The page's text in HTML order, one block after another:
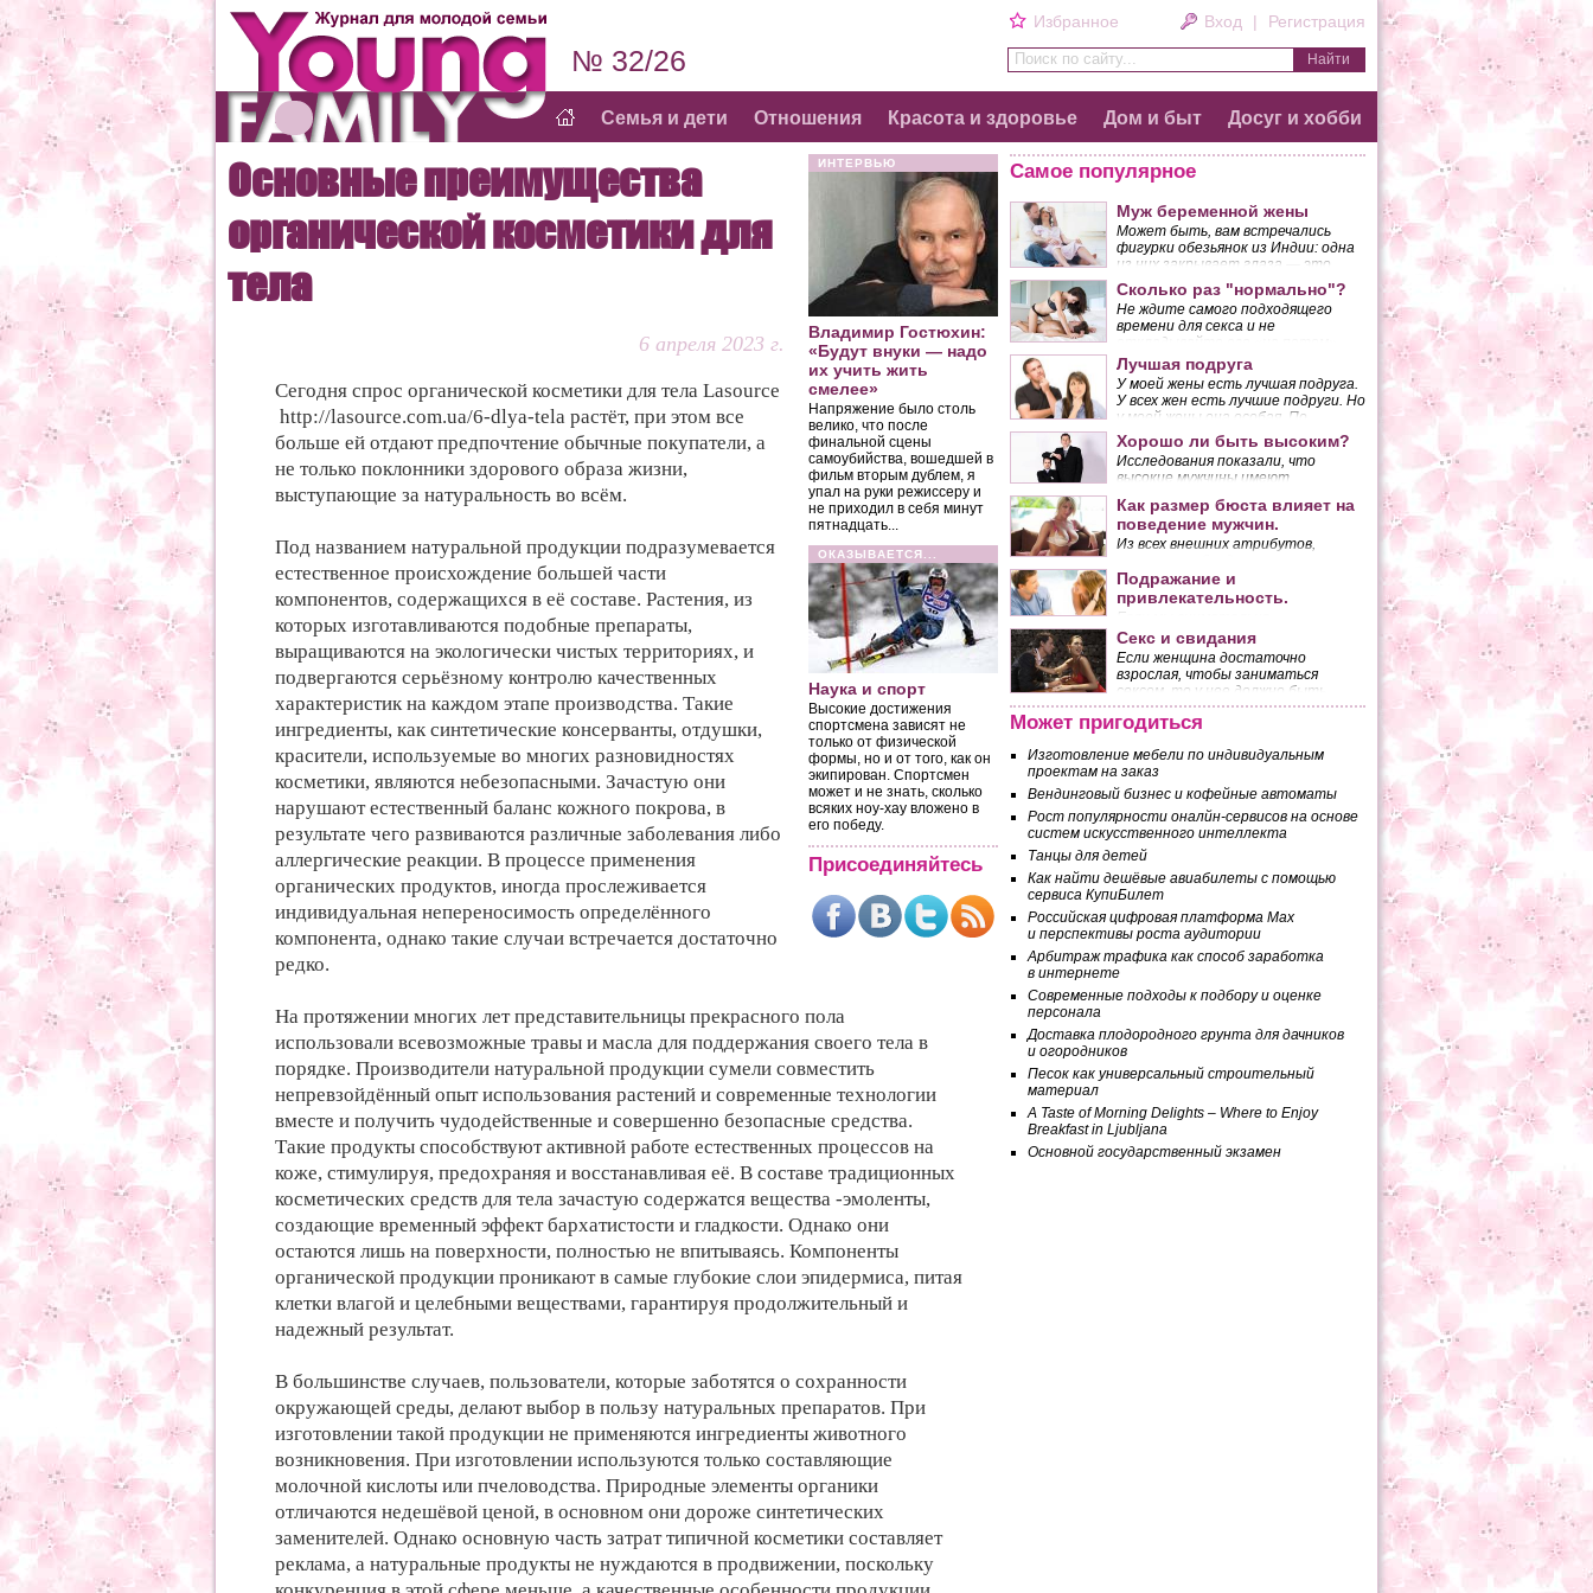
№ 32/26
Вход | Регистрация
Избранное
Поиск по сайту...
Семья и дети Отношения Красота и здоровье Дом и быт Досуг и хобби
Самое популярное
Муж беременной жены
Может быть, вам встречались
фигурки обезьянок из Индии: одна
из них закрывает глаза — это
означает «не смотрю плохого»;
другая закрывает уши — «не
слушаю плохого»; еще одна
закрывает лапкой рот, что значит
Приблизительно так должна
вести себя беременная женщина.
Сколько раз "нормально"?
Не ждите самого подходящего
времени для секса и не
откладывайте его «на потом»,
если желанный момент так и не
наступает. Вы должны понять,
что, поступая таким образом, вы
разрушаете основу своего брака.
Лучшая подруга
У моей жены есть лучшая подруга.
У всех жен есть лучшие подруги. Но
у моей жены она особая. По
крайней мере, так думаю я.
Хорошо ли быть высоким?
Исследования показали, что
высокие мужчины имеют
низкорослыми.
Как размер бюста влияет на
поведение мужчин.
Из всех внешних атрибутов,
наибольшее количество мужских
взглядов притягивает ее грудь.
Подражание и
привлекательность.
Если мы внимательно
присмотримся к двум
разговаривающим людям, то
заметим, что они копируют
жесты друг друга. Это
бессознательно.
Секс и свидания
Если женщина достаточно
взрослая, чтобы заниматься
сексом, то у нее должно быть
собственное мнение по поводу
того, чего она ожидает от
Может пригодиться
Изготовление мебели по индивидуальным
проектам на заказ
Вендинговый бизнес и кофейные автоматы
Рост популярности оналйн-сервисов на основе
систем искусственного интеллекта
Танцы для детей
Как найти дешёвые авиабилеты с помощью
сервиса КупиБилет
Российская цифровая платформа Max
и перспективы роста аудитории
Арбитраж трафика как способ заработка
в интернете
Современные подходы к подбору и оценке
персонала
Доставка плодородного грунта для дачников
и огородников
Песок как универсальный строительный
материал
A Taste of Morning Delights – Where to Enjoy
Breakfast in Ljubljana
Основной государственный экзамен
ИНТЕРВЬЮ
Владимир Гостюхин:
«Будут внуки — надо
их учить жить
смелее»
Напряжение было столь
велико, что после
финальной сцены
самоубийства, вошедшей в
фильм вторым дублем, я
упал на руки режиссеру и
не приходил в себя минут
пятнадцать...
ОКАЗЫВАЕТСЯ...
Наука и спорт
Высокие достижения
спортсмена зависят не
только от физической
формы, но и от того, как он
экипирован. Спортсмен
может и не знать, сколько
всяких ноу-хау вложено в
его победу.
Присоединяйтесь
Основные преимущества
органической косметики для
тела
6 апреля 2023 г.
Сегодня спрос органической косметики для тела Lasource
http://lasource.com.ua/6-dlya-tela растёт, при этом все
больше ей отдают предпочтение обычные покупатели, а
не только поклонники здорового образа жизни,
выступающие за натуральность во всём.
Под названием натуральной продукции подразумевается
естественное происхождение большей части
компонентов, содержащихся в её составе. Растения, из
которых изготавливаются подобные препараты,
выращиваются на экологически чистых территориях, и
подвергаются серьёзному контролю качественных
характеристик на каждом этапе производства. Такие
ингредиенты, как синтетические консерванты, отдушки,
красители, используемые во многих разновидностях
косметики, являются небезопасными. Зачастую они
нарушают естественный баланс кожного покрова, в
результате чего развиваются различные заболевания либо
аллергические реакции. В процессе применения
органических продуктов, иногда прослеживается
индивидуальная непереносимость определённого
компонента, однако такие случаи встречается достаточно
редко.
На протяжении многих лет представительницы прекрасного пола
использовали всевозможные травы и масла для поддержания своего тела в
порядке. Производители натуральной продукции сумели совместить
непревзойдённый опыт использования растений и современные технологии
вместе и получить чудодейственные и совершенно безопасные средства.
Такие продукты способствуют активной работе естественных процессов на
коже, стимулируя, предохраняя и восстанавливая её. В составе традиционных
косметических средств для тела зачастую содержатся вещества -эмоленты,
создающие временный эффект бархатистости и гладкости. Однако они
остаются лишь на поверхности, полностью не впитываясь. Компоненты
органической продукции проникают в самые глубокие слои эпидермиса, питая
клетки влагой и целебными веществами, гарантируя продолжительный и
надежный результат.
В большинстве случаев, пользователи, которые заботятся о сохранности
окружающей среды, делают выбор в пользу натуральных препаратов. При
изготовлении такой продукции не применяются ингредиенты животного
возникновения. При изготовлении используются только составляющие
молочной кислоты или пчеловодства. Природные элементы органики
отличаются недешёвой ценой, в основном они дороже синтетических
заменителей. Однако основную часть затрат типичной косметики составляет
реклама, а натуральные продукты не нуждаются в продвижении, поскольку